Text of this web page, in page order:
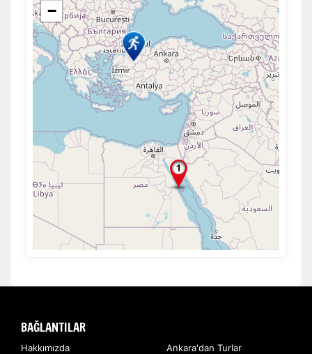
−
BAĞLANTILAR
Hakkımızda
Ankara'dan Turlar